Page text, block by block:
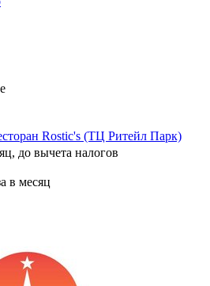
Rostic's (ТЦ Ритейл Парк)
до вычета налогов
в месяц